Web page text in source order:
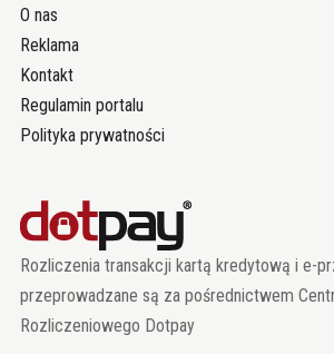
O nas
Reklama
Kontakt
Regulamin portalu
Polityka prywatności
Rozliczenia transakcji kartą kredytową i e-
przeprowadzane są za pośrednictwem
Rozliczeniowego Dotpay